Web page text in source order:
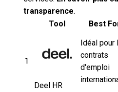
transparence.
Tool
Best
1
Deel HR
Idéal pour
contrats
d'emploi